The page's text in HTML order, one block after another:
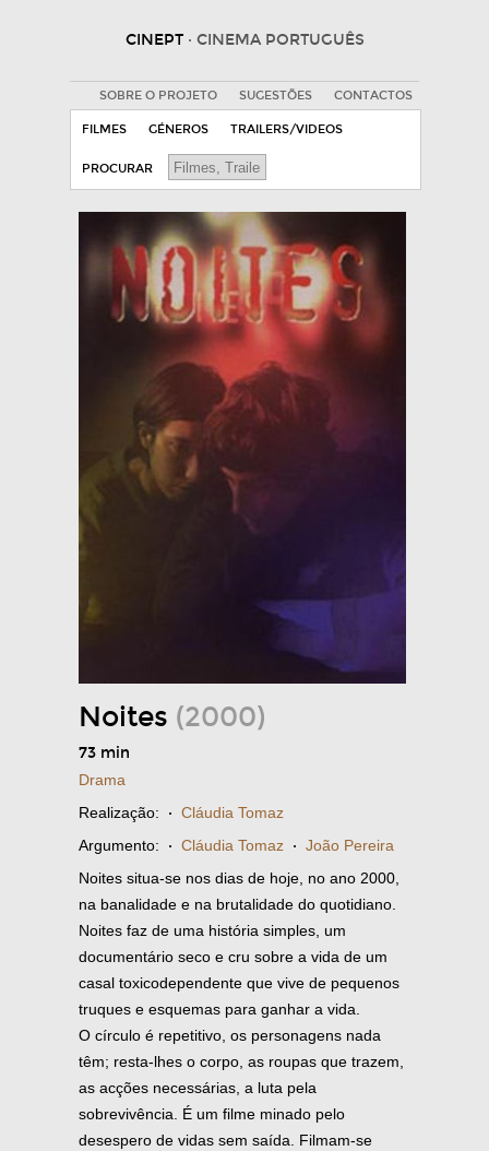
CINEPT · CINEMA PORTUGUÊS
SOBRE O PROJETO SUGESTÕES CONTACTOS
FILMES GÉNEROS TRAILERS/VIDEOS
PROCURAR
Noites (2000)
73 min
Drama
Realização: · Cláudia Tomaz
Argumento: · Cláudia Tomaz · João Pereira
Noites situa-se nos dias de hoje, no ano 2000,
na banalidade e na brutalidade do quotidiano.
Noites faz de uma história simples, um
documentário seco e cru sobre a vida de um
casal toxicodependente que vive de pequenos
truques e esquemas para ganhar a vida.
O círculo é repetitivo, os personagens nada
têm; resta-lhes o corpo, as roupas que trazem,
as acções necessárias, a luta pela
sobrevivência. É um filme minado pelo
desespero de vidas sem saída. Filmam-se